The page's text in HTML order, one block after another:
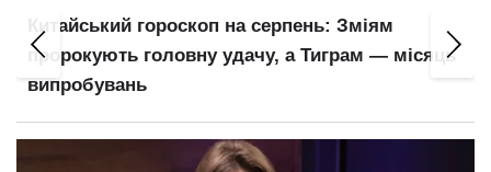
Китайський гороскоп на серпень: Зміям
пророкують головну удачу, а Тиграм — місяць
випробувань